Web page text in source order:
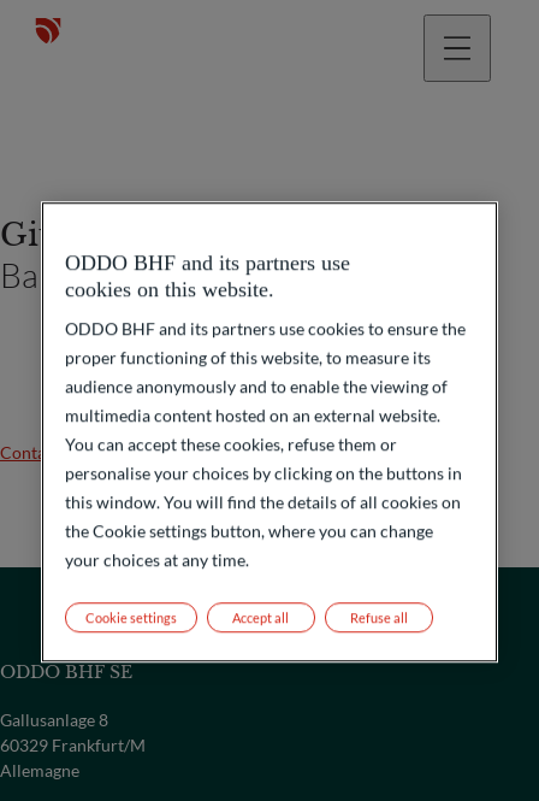
Giuliano Petrachi
Banquier privé
Contactez-nous
ODDO BHF SE
Gallusanlage 8
60329 Frankfurt/M
Allemagne
ODDO BHF and its partners use
cookies on this website.
ODDO BHF and its partners use cookies to ensure the
proper functioning of this website, to measure its
audience anonymously and to enable the viewing of
multimedia content hosted on an external website.
You can accept these cookies, refuse them or
personalise your choices by clicking on the buttons in
this window. You will find the details of all cookies on
the Cookie settings button, where you can change
your choices at any time.
Cookie settings Refuse all
Accept all